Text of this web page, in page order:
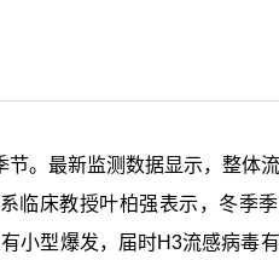
。最新监测数据显示，整体
临床教授叶柏强表示，冬季
小型爆发，届时H3流感病毒